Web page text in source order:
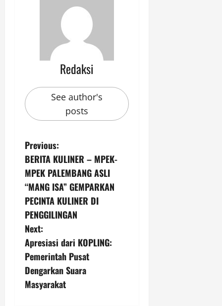
Redaksi
See author's
posts
P
o
s
t
n
a
v
i
Previous:
BERITA KULINER – MPEK-
MPEK PALEMBANG ASLI
“MANG ISA” GEMPARKAN
PECINTA KULINER DI
PENGGILINGAN
Next:
Apresiasi dari KOPLING:
Pemerintah Pusat
Dengarkan Suara
Masyarakat